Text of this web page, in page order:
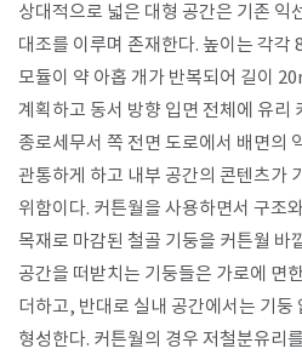
상대적으로 넓은 대형 공간은 기존 익
대조를 이루며 존재한다. 높이는 각
모듈이 약 아홉 개가 반복되어 길이
계획하고 동서 방향 입면 전체에 유리
종로세무서 쪽 전면 도로에서 배면의
관통하게 하고 내부 공간의 콘텐츠가
위함이다. 커튼월을 사용하면서 구조
목재로 마감된 철골 기둥을 커튼월 바
공간을 떠받치는 기둥들은 가로에 면
더하고, 반대로 실내 공간에서는 기둥
형성한다. 커튼월의 경우 저철분유리